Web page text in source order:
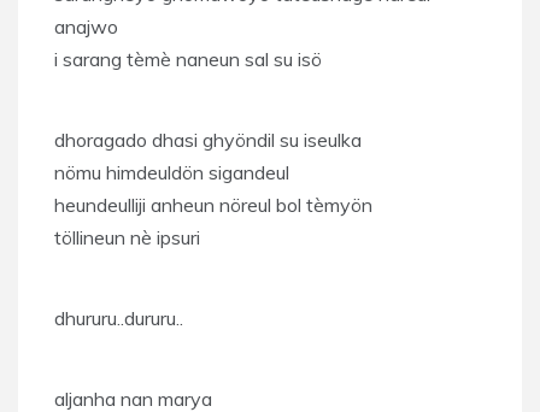
anajwo
i sarang tèmè naneun sal su isö
dhoragado dhasi ghyöndil su iseulka
nömu himdeuldön sigandeul
heundeulliji anheun nöreul bol tèmyön
töllineun nè ipsuri
dhururu..dururu..
aljanha nan marya